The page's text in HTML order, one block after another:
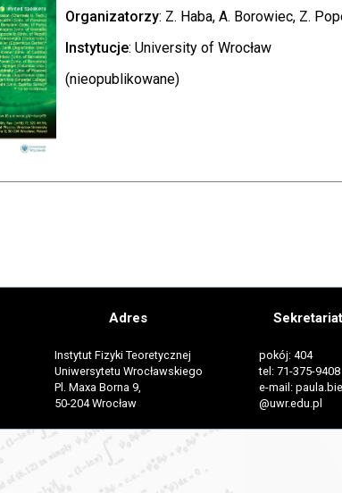
Organizatorzy: Z. Haba, A. Borowiec, Z.
Instytucje: University of Wrocław
(nieopublikowane)
Adres
Instytut Fizyki Teoretycznej
Uniwersytetu Wrocławskiego
Pl. Maxa Borna 9,
50-204 Wrocław
Sekretariat
pokój: 404
tel: 71-375-9408
e-mail:
@uwr.edu.pl